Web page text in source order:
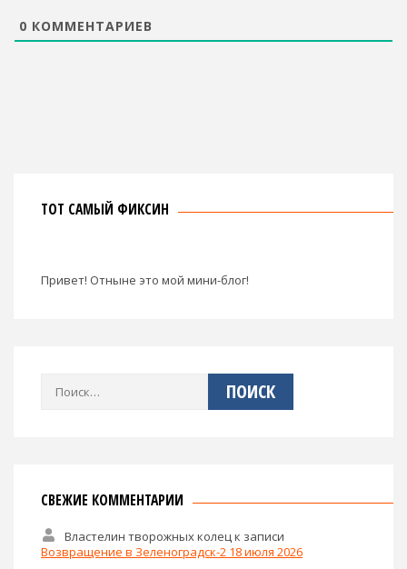
0 КОММЕНТАРИЕВ
ТОТ САМЫЙ ФИКСИН
Привет! Отныне это мой мини-блог!
СВЕЖИЕ КОММЕНТАРИИ
Властелин творожных колец к записи
Возвращение в Зеленоградск-2 18 июля 2026